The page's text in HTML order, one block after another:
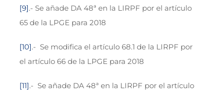
[9].- Se añade DA 48ª en la LIRPF por el artículo
65 de la LPGE para 2018
[10].- Se modifica el artículo 68.1 de la LIRPF por
el artículo 66 de la LPGE para 2018
[11].- Se añade DA 48ª en la LIRPF por el artículo